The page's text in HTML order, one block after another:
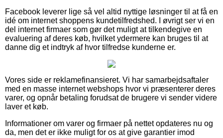
Facebook leverer lige så vel altid nyttige løsninger til at få en
idé om internet shoppens kundetilfredshed. I øvrigt ser vi en
del internet firmaer som gør det muligt at tilkendegive en
evaluering af deres køb, hvilket ydermere kan bruges til at
danne dig et indtryk af hvor tilfredse kunderne er.
Vores side er reklamefinansieret. Vi har samarbejdsaftaler
med en masse internet webshops hvor vi præsenterer deres
varer, og opnår betaling forudsat de brugere vi sender videre
laver et køb.
Informationer om varer og firmaer på nettet opdateres nu og
da, men det er ikke muligt for os at give garantier imod